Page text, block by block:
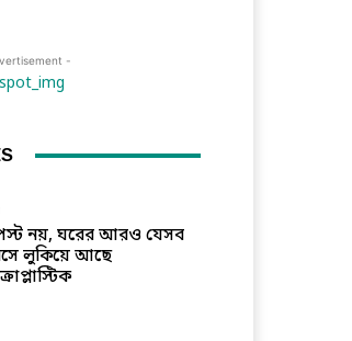
-
নয়, ঘরের আরও যেসব
লুকিয়ে আছে